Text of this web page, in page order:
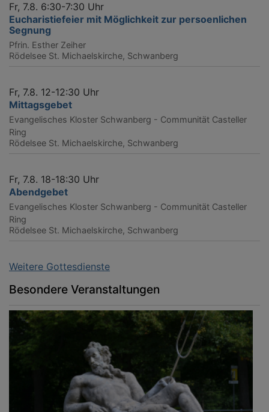
Fr, 7.8. 6:30-7:30 Uhr
Eucharistiefeier mit Möglichkeit zur persoenlichen
Segnung
Pfrin. Esther Zeiher
Rödelsee St. Michaelskirche, Schwanberg
Fr, 7.8. 12-12:30 Uhr
Mittagsgebet
Evangelisches Kloster Schwanberg - Communität Casteller
Ring
Rödelsee St. Michaelskirche, Schwanberg
Fr, 7.8. 18-18:30 Uhr
Abendgebet
Evangelisches Kloster Schwanberg - Communität Casteller
Ring
Rödelsee St. Michaelskirche, Schwanberg
Weitere Gottesdienste
Besondere Veranstaltungen